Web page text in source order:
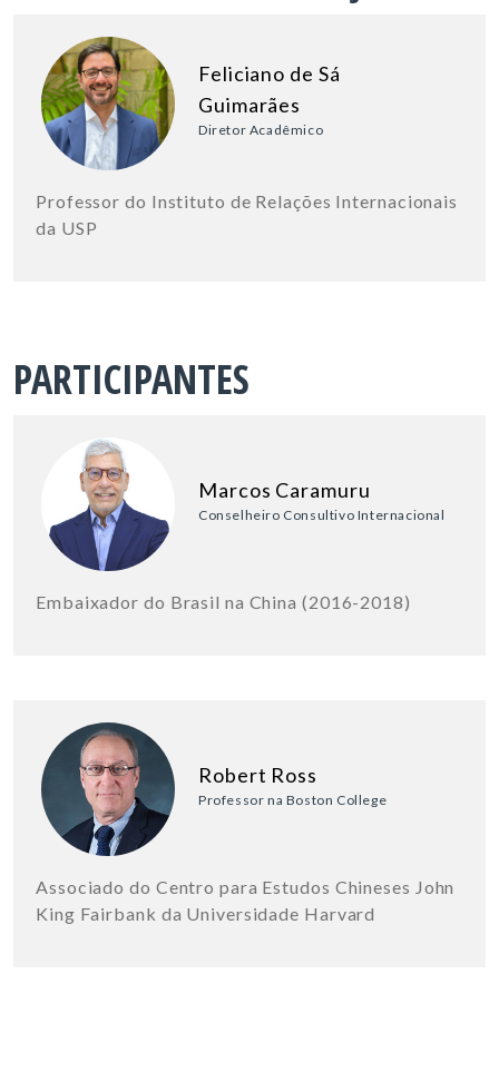
Feliciano de Sá
Guimarães
Diretor Acadêmico
Professor do Instituto de Relações Internacionais
da USP
PARTICIPANTES
Marcos Caramuru
Conselheiro Consultivo Internacional
Embaixador do Brasil na China (2016-2018)
Robert Ross
Professor na Boston College
Associado do Centro para Estudos Chineses John
King Fairbank da Universidade Harvard